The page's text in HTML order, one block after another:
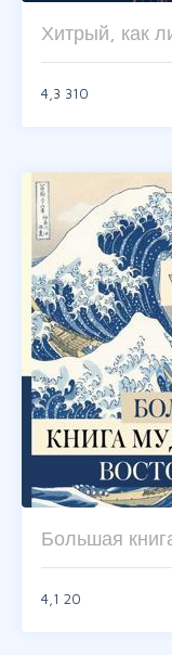
Хитрый, как
4,3 310
Большая
4,1 20